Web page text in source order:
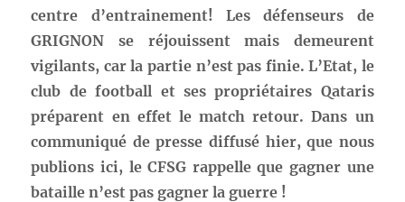
centre d’entrainement! Les défenseurs de
GRIGNON se réjouissent mais demeurent
vigilants, car la partie n’est pas finie. L’Etat, le
club de football et ses propriétaires Qataris
préparent en effet le match retour. Dans un
communiqué de presse diffusé hier, que nous
publions ici, le CFSG rappelle que gagner une
bataille n’est pas gagner la guerre !